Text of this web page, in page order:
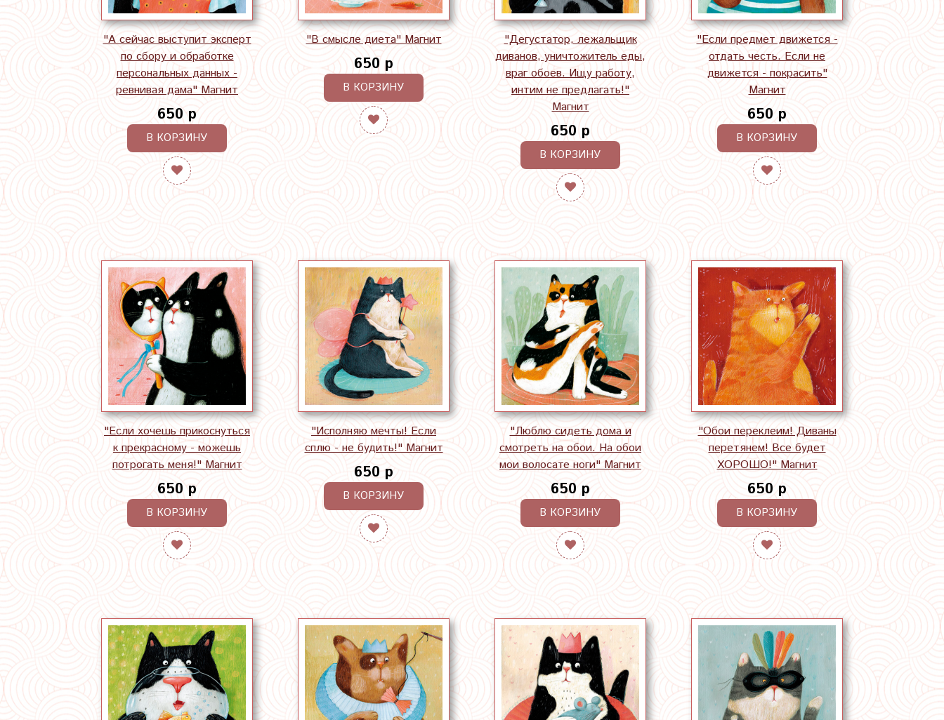
"А сейчас выступит эксперт
по сбору и обработке
персональных данных -
ревнивая дама" Магнит
650 р
В КОРЗИНУ
"В смысле диета" Магнит
650 р
В КОРЗИНУ
"Дегустатор, лежальщик
диванов, уничтожитель еды,
враг обоев. Ищу работу,
интим не предлагать!"
Магнит
650 р
В КОРЗИНУ
"Если предмет движется -
отдать честь. Если не
движется - покрасить"
Магнит
650 р
В КОРЗИНУ
"Если хочешь прикоснуться
к прекрасному - можешь
потрогать меня!" Магнит
650 р
В КОРЗИНУ
"Исполняю мечты! Если
сплю - не будить!" Магнит
650 р
В КОРЗИНУ
"Люблю сидеть дома и
смотреть на обои. На обои
мои волосате ноги" Магнит
650 р
В КОРЗИНУ
"Обои переклеим! Диваны
перетянем! Все будет
ХОРОШО!" Магнит
650 р
В КОРЗИНУ